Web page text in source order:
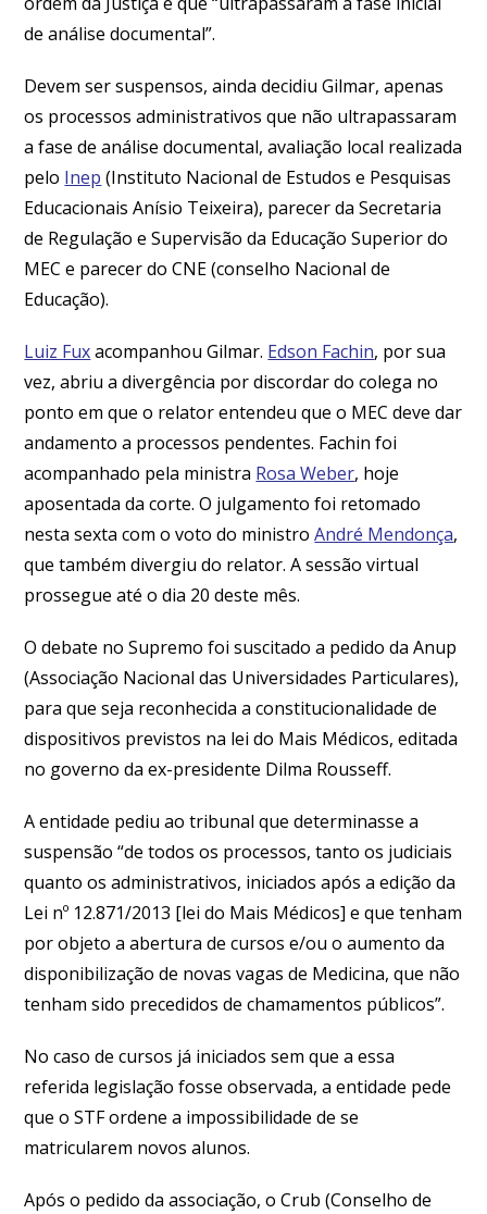
de análise documental”.
Devem ser suspensos, ainda decidiu Gilmar, apenas
os processos administrativos que não ultrapassaram
a fase de análise documental, avaliação local realizada
pelo Inep (Instituto Nacional de Estudos e Pesquisas
Educacionais Anísio Teixeira), parecer da Secretaria
de Regulação e Supervisão da Educação Superior do
MEC e parecer do CNE (conselho Nacional de
Educação).
Luiz Fuxacompanhou Gilmar. Edson Fachin, por sua
vez, abriu a divergência por discordar do colega no
ponto em que o relator entendeu que o MEC deve dar
andamento a processos pendentes. Fachin foi
acompanhado pela ministra Rosa Weber, hoje
aposentada da corte. O julgamento foi retomado
nesta sexta com o voto do ministroAndré Mendonça,
que também divergiu do relator. A sessão virtual
prossegue até o dia 20 deste mês.
O debate no Supremo foi suscitado a pedido da Anup
(Associação Nacional das Universidades Particulares),
para que seja reconhecida a constitucionalidade de
dispositivos previstos na lei do Mais Médicos, editada
no governo da ex-presidente Dilma Rousseff.
A entidade pediu ao tribunal que determinasse a
suspensão “de todos os processos, tanto os judiciais
quanto os administrativos, iniciados após a edição da
Lei nº 12.871/2013 [lei do Mais Médicos] e que tenham
por objeto a abertura de cursos e/ou o aumento da
disponibilização de novas vagas de Medicina, que não
tenham sido precedidos de chamamentos públicos”.
No caso de cursos já iniciados sem que a essa
referida legislação fosse observada, a entidade pede
que o STF ordene a impossibilidade de se
matricularem novos alunos.
Após o pedido da associação, o Crub (Conselho de